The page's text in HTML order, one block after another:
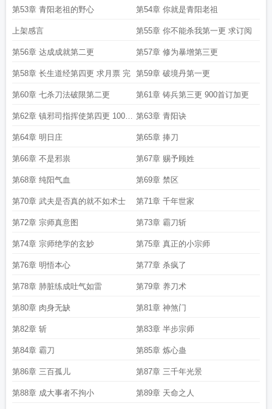
第53章 青阳老祖的野心 第54章 你就是青阳老祖
上架感言 第55章 你不能杀我第一更 求订阅
第56章 达成成就第二更 第57章 修为暴增第三更
第58章 长生道经第四更 求月票 完 第59章 破境丹第一更
第60章 七杀刀法破限第二更 第61章 铸兵第三更 900首订加更
第62章 镇邪司指挥使第四更 1000
首订 完
第63章 青阳诀
第64章 明日庄 第65章 捧刀
第66章 不是邪祟 第67章 赐予顾姓
第68章 纯阳气血 第69章 禁区
第70章 武夫是否真的就不如术士 第71章 千年世家
第72章 宗师真意图 第73章 霸刀斩
第74章 宗师绝学的玄妙 第75章 真正的小宗师
第76章 明悟本心 第77章 杀疯了
第78章 肺脏练成吐气如雷 第79章 养刀术
第80章 肉身无缺 第81章 神煞门
第82章 斩 第83章 半步宗师
第84章 霸刀 第85章 炼心蛊
第86章 三百孤儿 第87章 三千年光景
第88章 成大事者不拘小 第89章 天命之人